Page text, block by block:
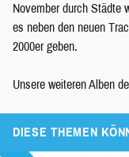
November durch Städte
es neben den neuen
2000er geben.
Unsere weiteren Alben
DIESE THEMEN